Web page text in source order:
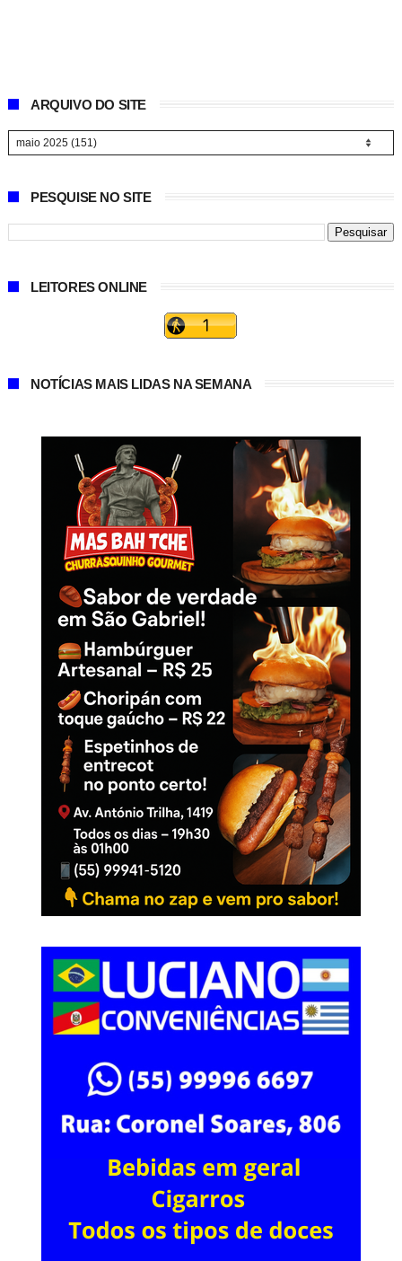
ARQUIVO DO SITE
PESQUISE NO SITE
LEITORES ONLINE
NOTÍCIAS MAIS LIDAS NA SEMANA